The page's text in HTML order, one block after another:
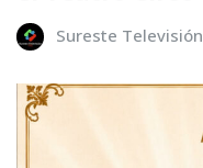
Sureste Televisión